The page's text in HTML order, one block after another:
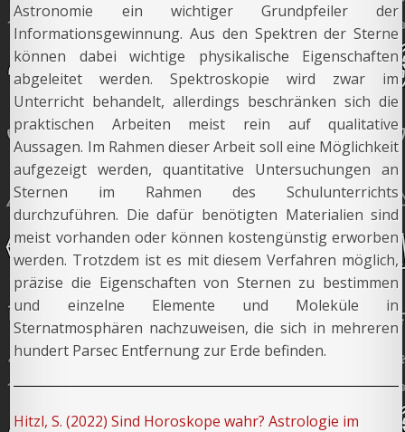
Astronomie ein wichtiger Grundpfeiler der
Informationsgewinnung. Aus den Spektren der Sterne
können dabei wichtige physikalische Eigenschaften
abgeleitet werden. Spektroskopie wird zwar im
Unterricht behandelt, allerdings beschränken sich die
praktischen Arbeiten meist rein auf qualitative
Aussagen. Im Rahmen dieser Arbeit soll eine Möglichkeit
aufgezeigt werden, quantitative Untersuchungen an
Sternen im Rahmen des Schulunterrichts
durchzuführen. Die dafür benötigten Materialien sind
meist vorhanden oder können kostengünstig erworben
werden. Trotzdem ist es mit diesem Verfahren möglich,
präzise die Eigenschaften von Sternen zu bestimmen
und einzelne Elemente und Moleküle in
Sternatmosphären nachzuweisen, die sich in mehreren
hundert Parsec Entfernung zur Erde befinden.
Hitzl, S. (2022) Sind Horoskope wahr? Astrologie im